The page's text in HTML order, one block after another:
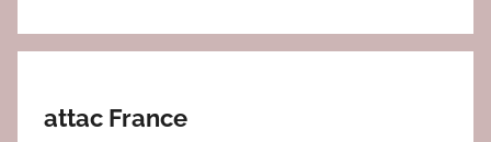
attac France